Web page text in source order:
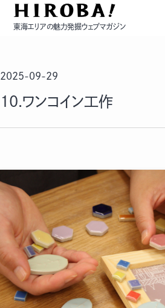
東海エリアの魅力発掘ウェブマガジン
コンテンツ
モノ
季節・まち
2025-09-29
10.ワンコイン工作